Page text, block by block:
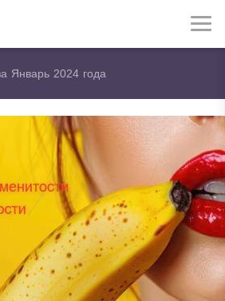
Январь 2024 года